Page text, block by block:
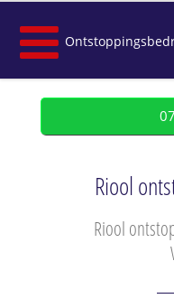
Riool
Riool